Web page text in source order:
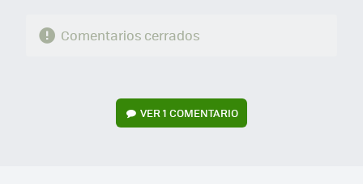
Comentarios cerrados
VER1 COMENTARIO